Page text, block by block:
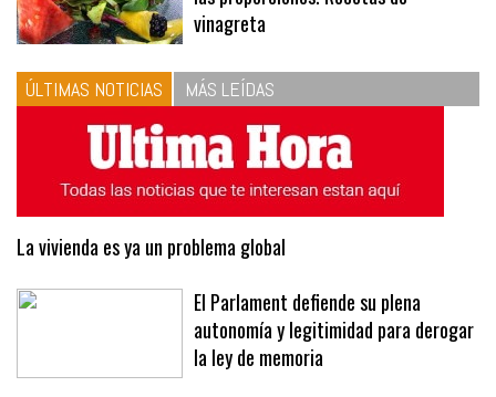
vinagreta
ÚLTIMAS NOTICIAS MÁS LEÍDAS
La vivienda es ya un problema global
El Parlament defiende su plena
autonomía y legitimidad para derogar
la ley de memoria